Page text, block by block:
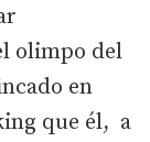
olimpo del
en
que él, a